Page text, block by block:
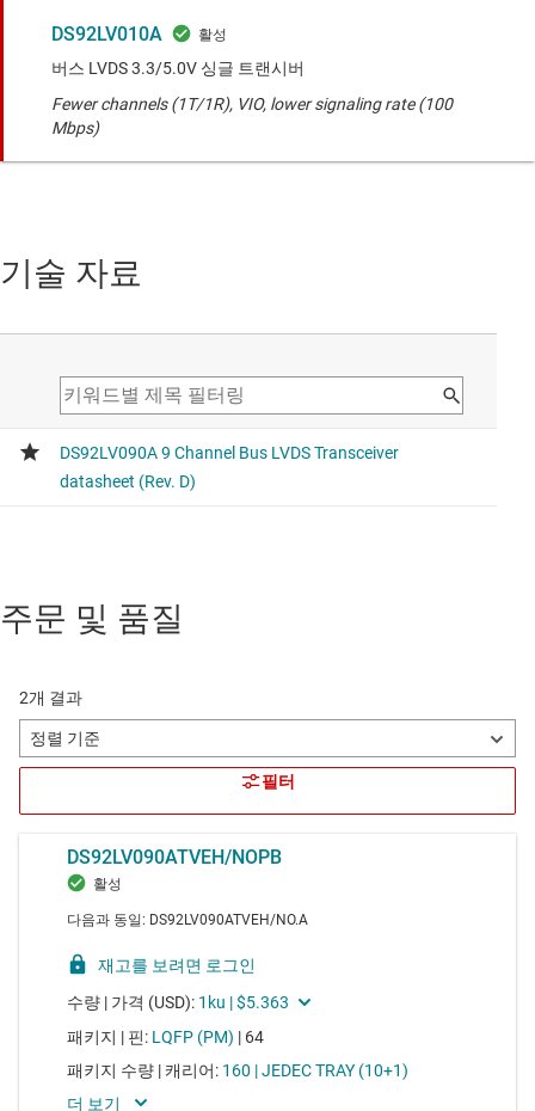
DS92LV010A
버스 LVDS 3.3/5.0V 싱글 트랜시버
Fewer channels (1T/1R), VIO, lower signaling rate (100
Mbps)
기술 자료
주문 및 품질